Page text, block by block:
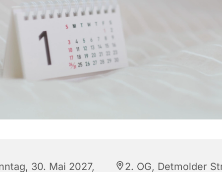
30. Mai 2027,
2. OG, Detmolder